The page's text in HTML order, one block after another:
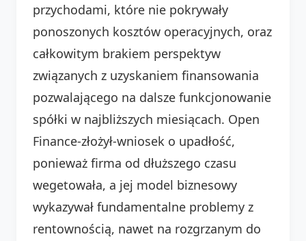
przychodami, które nie pokrywały
ponoszonych kosztów operacyjnych, oraz
całkowitym brakiem perspektyw
związanych z uzyskaniem finansowania
pozwalającego na dalsze funkcjonowanie
spółki w najbliższych miesiącach. Open
Finance-złożył-wniosek o upadłość,
ponieważ firma od dłuższego czasu
wegetowała, a jej model biznesowy
wykazywał fundamentalne problemy z
rentownością, nawet na rozgrzanym do